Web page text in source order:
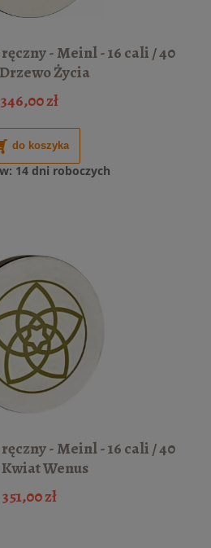
- Meinl - 16 cali / 40
Życia
346,00 zł
do koszyka
14 dni roboczych
- Meinl - 16 cali / 40
Wenus
351,00 zł